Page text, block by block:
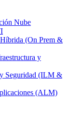
Nube
(On Prem &
y
Seguridad (ILM &
(ALM)